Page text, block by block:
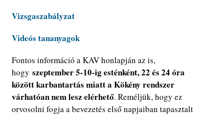
Vizsgaszabályzat
Videós tananyagok
Fontos információ a KAV honlapján az is,
hogy szeptember 5-10-ig esténként, 22 és 24 óra
között karbantartás miatt a Kökény rendszer
várhatóan nem lesz elérhető. Reméljük, hogy ez
orvosolni fogja a bevezetés első napjaiban tapasztalt